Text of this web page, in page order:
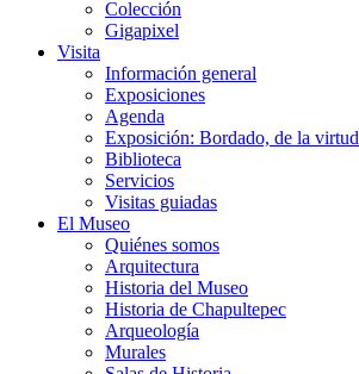
Colección
Gigapixel
Visita
Información general
Exposiciones
Agenda
Exposición: Bordado, de la virtud
Biblioteca
Servicios
Visitas guiadas
El Museo
Quiénes somos
Arquitectura
Historia del Museo
Historia de Chapultepec
Arqueología
Murales